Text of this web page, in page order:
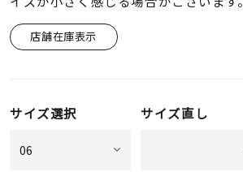
リングサイズ
リングサイズ
店舗在庫表示
サイズ選択 サイズ直し